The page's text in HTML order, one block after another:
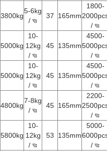
3800kg
5-6kg
/ ঘঃ
37 165mm
1800-
/ ঘঃ
5000kg
10-
12kg
/ ঘঃ
45 135mm
4500-
/ ঘঃ
5000kg
10-
12kg
/ ঘঃ
45 135mm
4500-
/ ঘঃ
4800kg
7-8kg
/ ঘঃ
45 165mm
2200-
/ ঘঃ
5800kg
10-
12kg
/ ঘঃ
53 135mm
5000-
/ ঘঃ